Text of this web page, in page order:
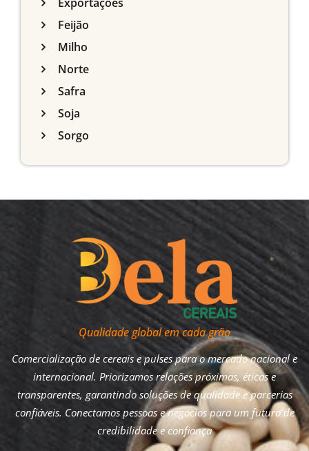
Feijão
Milho
Norte
Safra
Soja
Sorgo
Qualidade global em cada grão
Comercialização de cereais e pulses para o mercado nacional e
internacional. Priorizamos relações próximas, éticas e
transparentes, garantindo soluções de qualidade e parcerias
confiáveis. Conectamos pessoas e negócios para um futuro de
credibilidade e confiança